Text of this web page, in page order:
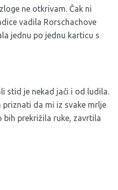
ne otkrivam. Čak ni
vadila Rorschachove
jednu po jednu karticu s
stid je nekad jači i od ludila.
priznati da mi iz svake mrlje
bih prekrižila ruke, zavrtila